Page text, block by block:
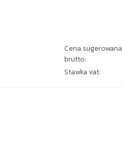
Cena sugerowana
brutto:
Stawka vat: